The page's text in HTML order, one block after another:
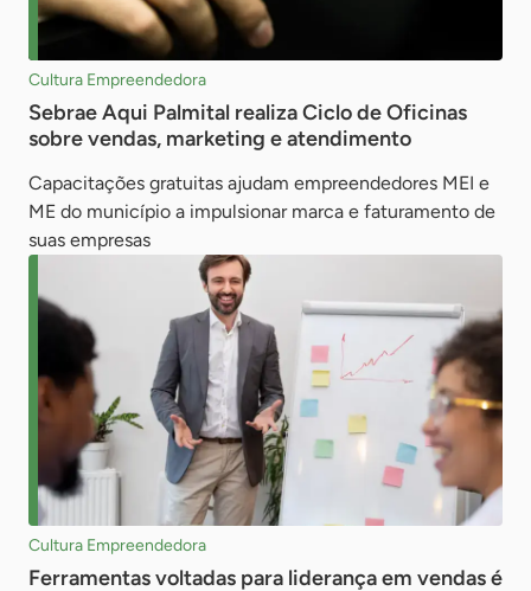
Cultura Empreendedora
Sebrae Aqui Palmital realiza Ciclo de Oficinas
sobre vendas, marketing e atendimento
Capacitações gratuitas ajudam empreendedores MEI e
ME do município a impulsionar marca e faturamento de
suas empresas
Cultura Empreendedora
Ferramentas voltadas para liderança em vendas é